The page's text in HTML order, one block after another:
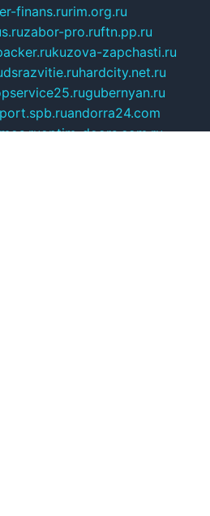
finans.rurim.org.ru
zabor-pro.ruftn.pp.ru
kuzova-zapchasti.ru
dsrazvitie.ruhardcity.net.ru
gubernyan.ru
andorra24.com
optim-doors.com.ru